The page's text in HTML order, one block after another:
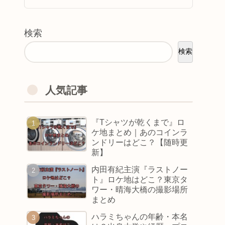
検索
検索
人気記事
『Tシャツが乾くまで』ロ
ケ地まとめ｜あのコインラ
ンドリーはどこ？【随時更
新】
内田有紀主演『ラストノー
ト』ロケ地はどこ？東京タ
ワー・晴海大橋の撮影場所
まとめ
ハラミちゃんの年齢・本名